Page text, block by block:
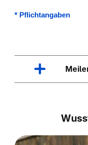
* Pflichtangaben